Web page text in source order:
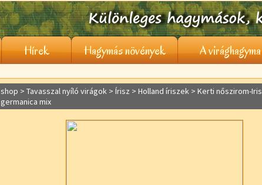
Hírek Hagymás növények A virághagyma
shop > Tavasszal nyíló virágok > Írisz > Holland íriszek > Kerti nőszirom-Iris
germanica mix